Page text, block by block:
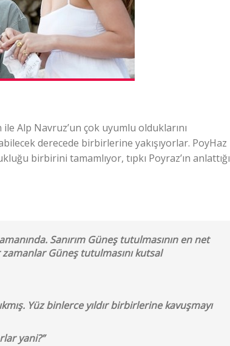
Alp Navruz’un çok uyumlu olduklarını
derecede birbirlerine yakışıyorlar. PoyHaz
birbirini tamamlıyor, tıpkı Poyraz’ın anlattığı
Sanırım Güneş tutulmasının en net
Güneş tutulmasını kutsal
Yüz binlerce yıldır birbirlerine kavuşmayı
yani?”